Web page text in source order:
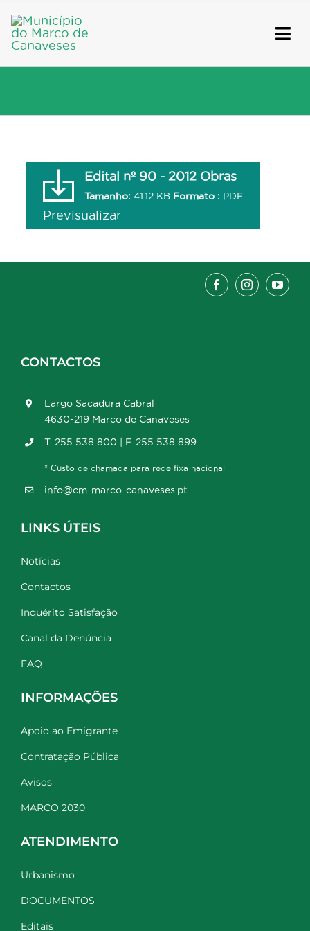
to
content
Edital nº 90 - 2012 Obras
Tamanho: 41.12 KB Formato : PDF
Previsualizar
CONTACTOS
Largo Sacadura Cabral
4630-219 Marco de Canaveses
T. 255 538 800 | F. 255 538 899
* Custo de chamada para rede fixa nacional
info@cm-marco-canaveses.pt
LINKS ÚTEIS
Notícias
Contactos
Inquérito Satisfação
Canal da Denúncia
FAQ
INFORMAÇÕES
Apoio ao Emigrante
Contratação Pública
Avisos
MARCO 2030
ATENDIMENTO
Urbanismo
DOCUMENTOS
Editais